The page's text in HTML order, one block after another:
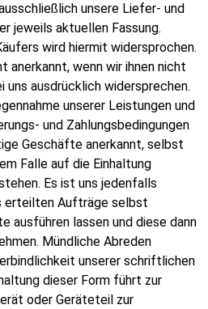
unsere Liefer- und
jeweils aktuellen Fassung.
wird hiermit widersprochen.
anerkannt, wenn wir ihnen nicht
uns ausdrücklich widersprechen.
unserer Leistungen und
und Zahlungsbedingungen
Geschäfte anerkannt, selbst
Falle auf die Einhaltung
Es ist uns jedenfalls
erteilten Aufträge selbst
ausführen lassen und diese dann
Mündliche Abreden
unserer schriftlichen
dieser Form führt zur
oder Geräteteil zur